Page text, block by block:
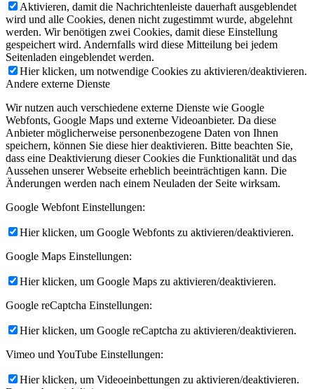
Aktivieren, damit die Nachrichtenleiste dauerhaft ausgeblendet
wird und alle Cookies, denen nicht zugestimmt wurde, abgelehnt
werden. Wir benötigen zwei Cookies, damit diese Einstellung
gespeichert wird. Andernfalls wird diese Mitteilung bei jedem
Seitenladen eingeblendet werden.
Hier klicken, um notwendige Cookies zu aktivieren/deaktivieren.
Andere externe Dienste
Wir nutzen auch verschiedene externe Dienste wie Google
Webfonts, Google Maps und externe Videoanbieter. Da diese
Anbieter möglicherweise personenbezogene Daten von Ihnen
speichern, können Sie diese hier deaktivieren. Bitte beachten Sie,
dass eine Deaktivierung dieser Cookies die Funktionalität und das
Aussehen unserer Webseite erheblich beeinträchtigen kann. Die
Änderungen werden nach einem Neuladen der Seite wirksam.
Google Webfont Einstellungen:
Hier klicken, um Google Webfonts zu aktivieren/deaktivieren.
Google Maps Einstellungen:
Hier klicken, um Google Maps zu aktivieren/deaktivieren.
Google reCaptcha Einstellungen:
Hier klicken, um Google reCaptcha zu aktivieren/deaktivieren.
Vimeo und YouTube Einstellungen:
Hier klicken, um Videoeinbettungen zu aktivieren/deaktivieren.